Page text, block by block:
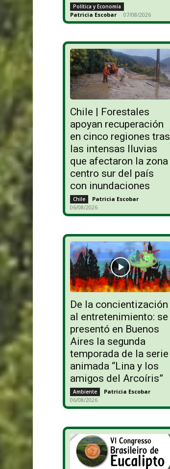
Política y Economía
Patricia Escobar - 07/08/2026
Chile | Forestales
apoyan recuperación
en cinco regiones tras
las intensas lluvias
que afectaron la zona
centro sur del país
con inundaciones
Chile Patricia Escobar -
06/08/2026
De la concientización
al entretenimiento: se
presentó en Buenos
Aires la segunda
temporada de la serie
animada “Lina y los
amigos del Arcoíris”
Ambiente Patricia Escobar -
06/08/2026